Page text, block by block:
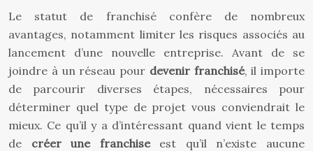
Le statut de franchisé confère de nombreux
avantages, notamment limiter les risques associés au
lancement d’une nouvelle entreprise. Avant de se
joindre à un réseau pour devenir franchisé, il importe
de parcourir diverses étapes, nécessaires pour
déterminer quel type de projet vous conviendrait le
mieux. Ce qu’il y a d’intéressant quand vient le temps
de créer une franchiseest qu’il n’existe aucune